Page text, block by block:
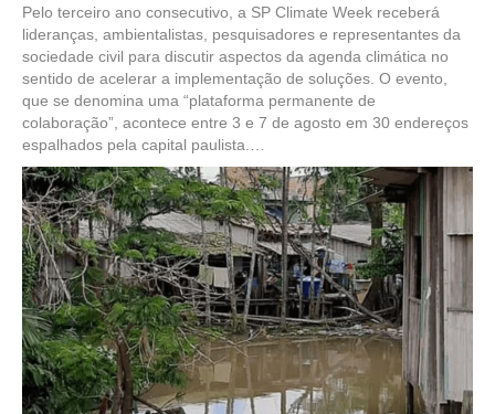
Pelo terceiro ano consecutivo, a SP Climate Week receberá
lideranças, ambientalistas, pesquisadores e representantes da
sociedade civil para discutir aspectos da agenda climática no
sentido de acelerar a implementação de soluções. O evento,
que se denomina uma “plataforma permanente de
colaboração”, acontece entre 3 e 7 de agosto em 30 endereços
espalhados pela capital paulista.…